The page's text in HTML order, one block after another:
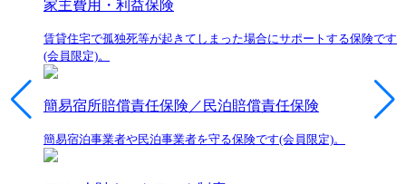
家主費用・利益保険
賃貸住宅で孤独死等が起きてしまった場合にサポートする保険です
(会員限定)。
簡易宿所賠償責任保険／民泊賠償責任保険
簡易宿泊事業者や民泊事業者を守る保険です(会員限定)。